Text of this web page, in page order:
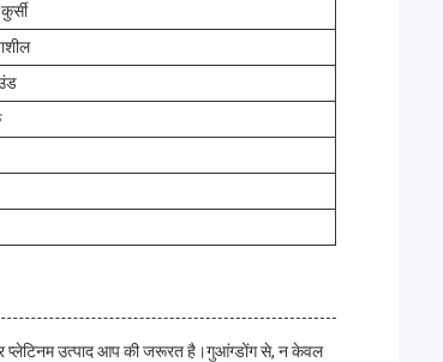
प्लेटिनम उत्पाद आप की जरूरत है।गुआंग्डोंग से, न केवल